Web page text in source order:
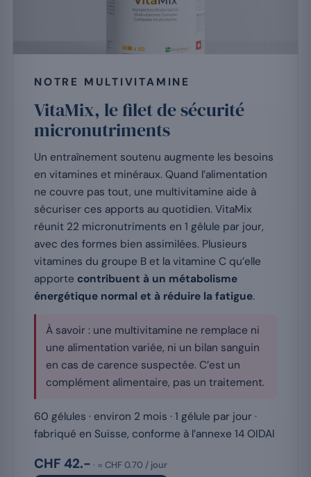
NOTRE MULTIVITAMINE
VitaMix, le filet de sécurité
micronutriments
Un entraînement soutenu augmente les besoins
en vitamines et minéraux. Quand l’alimentation
ne couvre pas tout, une multivitamine aide à
sécuriser ces apports au quotidien. VitaMix
réunit 22 micronutriments en 1 gélule par jour,
avec des formes bien assimilées. Plusieurs
vitamines du groupe B et la vitamine C qu’elle
apporte contribuent à un métabolisme
énergétique normal et à réduire la fatigue.
À savoir : une multivitamine ne remplace ni
une alimentation variée, ni un bilan sanguin
en cas de carence suspectée. C’est un
complément alimentaire, pas un traitement.
60 gélules · environ 2 mois · 1 gélule par jour ·
fabriqué en Suisse, conforme à l’annexe 14 OIDAl
CHF 42.- · ≈ CHF 0.70 / jour